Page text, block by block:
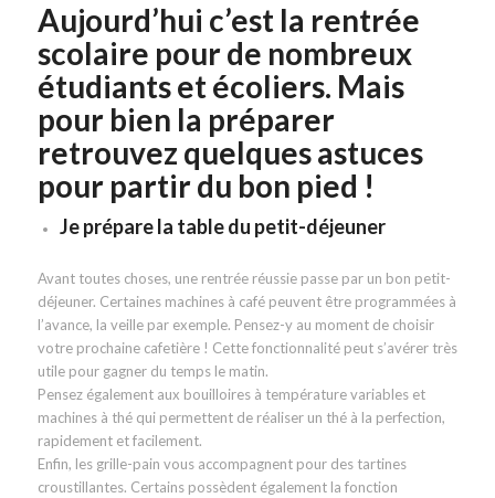
Aujourd’hui c’est la rentrée
scolaire pour de nombreux
étudiants et écoliers. Mais
pour bien la préparer
retrouvez quelques astuces
pour partir du bon pied !
Je prépare la table du petit-déjeuner
Avant toutes choses, une rentrée réussie passe par un bon petit-
déjeuner. Certaines machines à café peuvent être programmées à
l’avance, la veille par exemple. Pensez-y au moment de choisir
votre prochaine cafetière ! Cette fonctionnalité peut s’avérer très
utile pour gagner du temps le matin.
Pensez également aux bouilloires à température variables et
machines à thé qui permettent de réaliser un thé à la perfection,
rapidement et facilement.
Enfin, les grille-pain vous accompagnent pour des tartines
croustillantes. Certains possèdent également la fonction